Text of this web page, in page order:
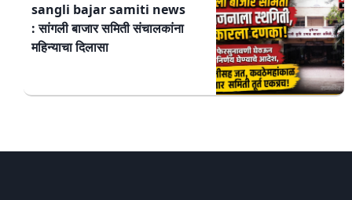
sangli bajar samiti news
: सांगली बाजार समिती संचालकांना
महिन्याचा दिलासा